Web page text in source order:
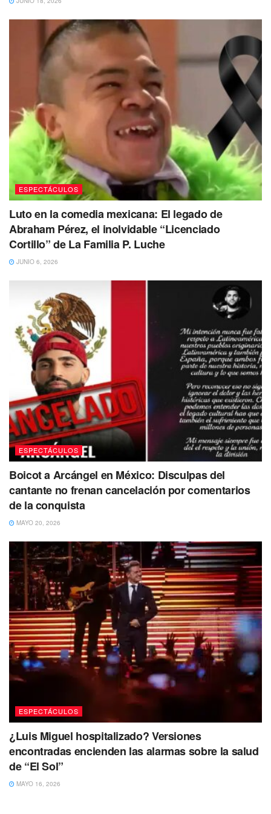
al pueblo mexicano.
Von Schmeling
indicó que Josh fue quien escribió el
guion e inmediatamente puntualizó:
“Josh puso a Drake
como un músico fracasado y a él como un agente de
bienes raíces. Ok, está bien, pero Drake es músico en
la vida real, así que no tendría sentido”.
Acto seguido, Bell manifestó que el texto de Josh estaba
lleno de bromas racistas y xenofóbicas hacia México.
Te puede interesar Leer
ESPECTÁCULOS
Luto en la comedia mexicana: El legado de
Abraham Pérez, el inolvidable “Licenciado
Cortillo” de La Familia P. Luche
JUNIO 6, 2026
ESPECTÁCULOS
Boicot a Arcángel en México: Disculpas del
cantante no frenan cancelación por comentarios
de la conquista
MAYO 20, 2026
ESPECTÁCULOS
¿Luis Miguel hospitalizado? Versiones
encontradas encienden las alarmas sobre la salud
de “El Sol”
MAYO 16, 2026